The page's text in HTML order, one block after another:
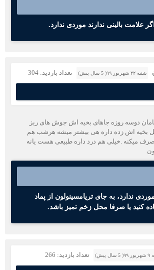
علامت بالینی ندارند موردی ندارد.
شنبه ۲۲ شهریور ۹۹( 5 سال پیش) تعداد بازدید: 304
دوسه روزه جاهای بخیه اش جوش های ریز
بخیه اش زده داره هی بیشتر میشه هرشب هم
میکنه .خیلی هم درد داره طبیعی هست یانه
ندارد، به جای تریامسینولون از پماد
کنید یا صرفا محل زخم تمیز باشد.
تعداد بازدید: 266